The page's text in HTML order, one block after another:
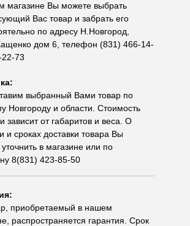
магазине Вы можете выбрать
Вас товар и забрать его
по адресу Н.Новгород,
дом 6, телефон (831) 466-14-
73
выбранный Вами товар по
Новгороду и области. Стоимость
зависит от габаритов и веса. О
и сроках доставки товара Вы
в магазине или по
8(831) 423-85-50
приобретаемый в нашем
распространяется гарантия. Срок